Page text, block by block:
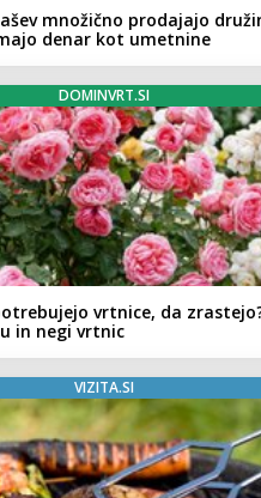
množično prodajajo
denar kot umetnine
DOMINVRT.SI
vrtnice, da
in negi vrtnic
VIZITA.SI